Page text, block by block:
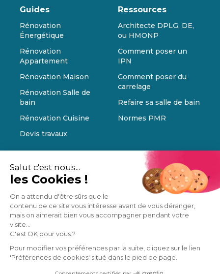
Salut c'est nous...
les Cookies !
On a attendu d'être sûrs que le
contenu de ce site vous intéresse avant de vous déranger,
mais on aimerait bien vous accompagner pendant votre
visite...
C'est OK pour vous ?
Pour modifier vos préférences par la suite, cliquez sur le lien
'Préférences de cookies' situé dans le pied de page.
Guides
Rénovation
Énergétique
Rénovation
Appartement
Rénovation Maison
Rénovation Salle de
bain
Rénovation Cuisine
Devis travaux
Ressources
Architecte DPLG, DE,
ou HMONP
Comment poser un
IPN
Comment poser du
carrelage
Refaire sa salle de bain
Normes PMR